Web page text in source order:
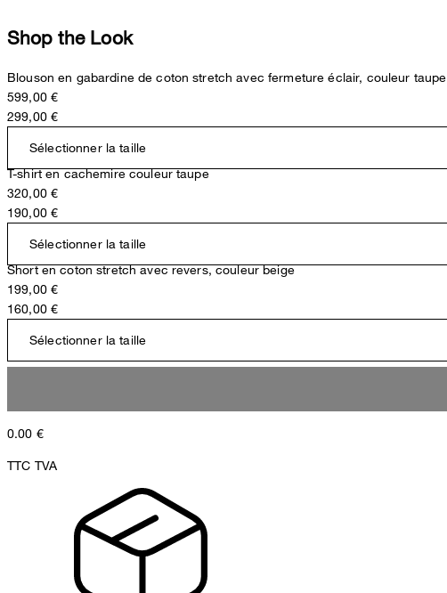
Shop the Look
Blouson en gabardine de coton stretch avec fermeture éclair, couleur taupe
599,00 €
299,00 €
Sélectionner la taille
T-shirt en cachemire couleur taupe
320,00 €
190,00 €
Sélectionner la taille
Short en coton stretch avec revers, couleur beige
199,00 €
160,00 €
Sélectionner la taille
0.00 €
TTC TVA